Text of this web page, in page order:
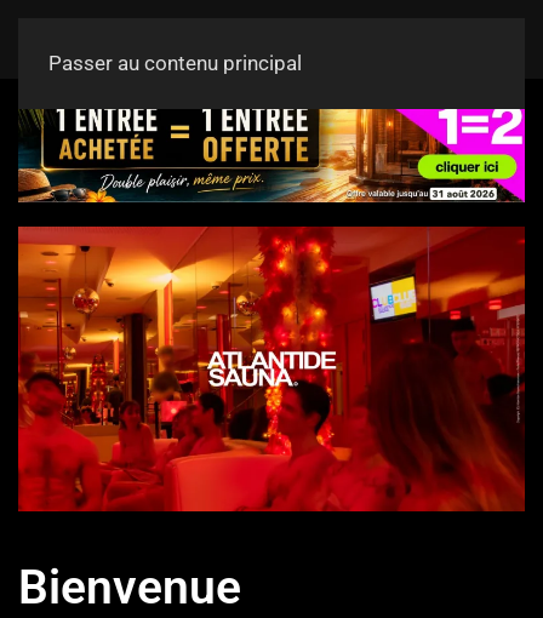
Passer au contenu principal
Bienvenue